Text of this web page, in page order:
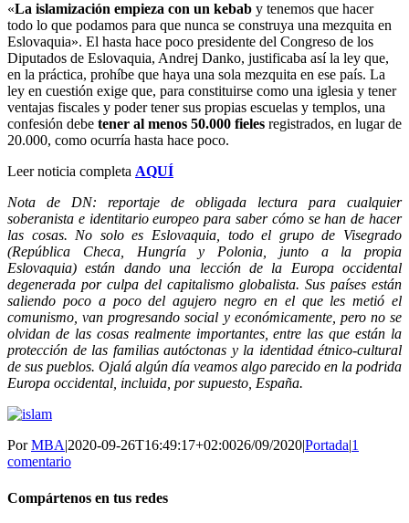
«La islamización empieza con un kebab y tenemos que hacer
todo lo que podamos para que nunca se construya una mezquita en
Eslovaquia». El hasta hace poco presidente del Congreso de los
Diputados de Eslovaquia, Andrej Danko, justificaba así la ley que,
en la práctica, prohíbe que haya una sola mezquita en ese país. La
ley en cuestión exige que, para constituirse como una iglesia y tener
ventajas fiscales y poder tener sus propias escuelas y templos, una
confesión debe tener al menos 50.000 fieles registrados, en lugar de
20.000, como ocurría hasta hace poco.
Leer noticia completa AQUÍ
Nota de DN: reportaje de obligada lectura para cualquier
soberanista e identitario europeo para saber cómo se han de hacer
las cosas. No solo es Eslovaquia, todo el grupo de Visegrado
(República Checa, Hungría y Polonia, junto a la propia
Eslovaquia) están dando una lección de la Europa occidental
degenerada por culpa del capitalismo globalista. Sus países están
saliendo poco a poco del agujero negro en el que les metió el
comunismo, van progresando social y económicamente, pero no se
olvidan de las cosas realmente importantes, entre las que están la
protección de las familias autóctonas y la identidad étnico-cultural
de sus pueblos. Ojalá algún día veamos algo parecido en la podrida
Europa occidental, incluida, por supuesto, España.
PorMBA|2020-09-26T16:49:17+02:0026/09/2020|Portada|1
comentario
Compártenos en tus redes